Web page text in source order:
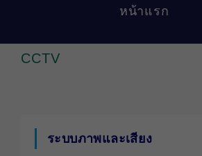
หน้าแรก
CCTV
ระบบภาพและเสียง